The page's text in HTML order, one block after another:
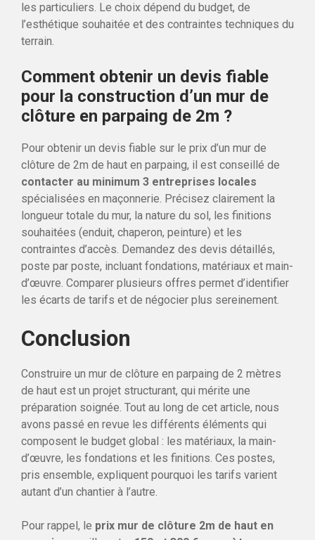
les particuliers. Le choix dépend du budget, de
l’esthétique souhaitée et des contraintes techniques du
terrain.
Comment obtenir un devis fiable
pour la construction d’un mur de
clôture en parpaing de 2m ?
Pour obtenir un devis fiable sur le prix d’un mur de
clôture de 2m de haut en parpaing, il est conseillé de
contacter au minimum 3 entreprises locales
spécialisées en maçonnerie. Précisez clairement la
longueur totale du mur, la nature du sol, les finitions
souhaitées (enduit, chaperon, peinture) et les
contraintes d’accès. Demandez des devis détaillés,
poste par poste, incluant fondations, matériaux et main-
d’œuvre. Comparer plusieurs offres permet d’identifier
les écarts de tarifs et de négocier plus sereinement.
Conclusion
Construire un mur de clôture en parpaing de 2 mètres
de haut est un projet structurant, qui mérite une
préparation soignée. Tout au long de cet article, nous
avons passé en revue les différents éléments qui
composent le budget global : les matériaux, la main-
d’œuvre, les fondations et les finitions. Ces postes,
pris ensemble, expliquent pourquoi les tarifs varient
autant d’un chantier à l’autre.
Pour rappel, le prix mur de clôture 2m de haut en